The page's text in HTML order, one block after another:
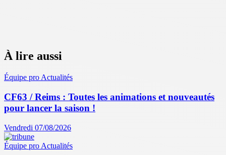
À lire aussi
Équipe pro Actualités
CF63 / Reims : Toutes les animations et nouveautés
pour lancer la saison !
Vendredi 07/08/2026
Équipe pro Actualités